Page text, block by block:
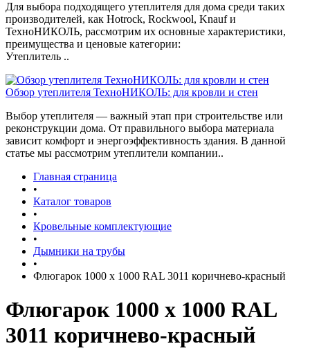
Для выбора подходящего утеплителя для дома среди таких
производителей, как Hotrock, Rockwool, Knauf и
ТехноНИКОЛЬ, рассмотрим их основные характеристики,
преимущества и ценовые категории:
Утеплитель ..
Обзор утеплителя ТехноНИКОЛЬ: для кровли и стен
Выбор утеплителя — важный этап при строительстве или
реконструкции дома. От правильного выбора материала
зависит комфорт и энергоэффективность здания. В данной
статье мы рассмотрим утеплители компании..
Главная страница
•
Каталог товаров
•
Кровельные комплектующие
•
Дымники на трубы
•
Флюгарок 1000 х 1000 RAL 3011 коричнево-красный
Флюгарок 1000 х 1000 RAL
3011 коричнево-красный